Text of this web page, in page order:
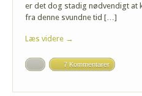
er det dog stadig nødvendigt at
fra denne svundne tid […]
Læs videre →
7 Kommentarer